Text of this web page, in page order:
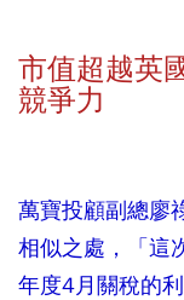
市值超越英
競爭力
萬寶投顧副總廖
相似之處，「這
年度4月關稅的